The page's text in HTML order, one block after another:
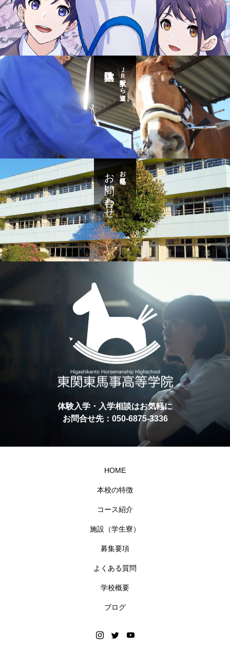
ＪＲ東京駅から送迎
お気軽に・・・
お問い合わせ
体験入学・入学相談はお気軽に
お問合せ先：050-6875-3336
HOME
本校の特徴
コース紹介
施設（学生寮）
募集要項
よくある質問
学校概要
ブログ